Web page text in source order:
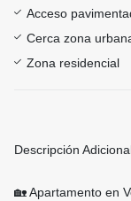
Acceso
Cerca zona
Zona residencial
Descripción
🏡 Apartamento en